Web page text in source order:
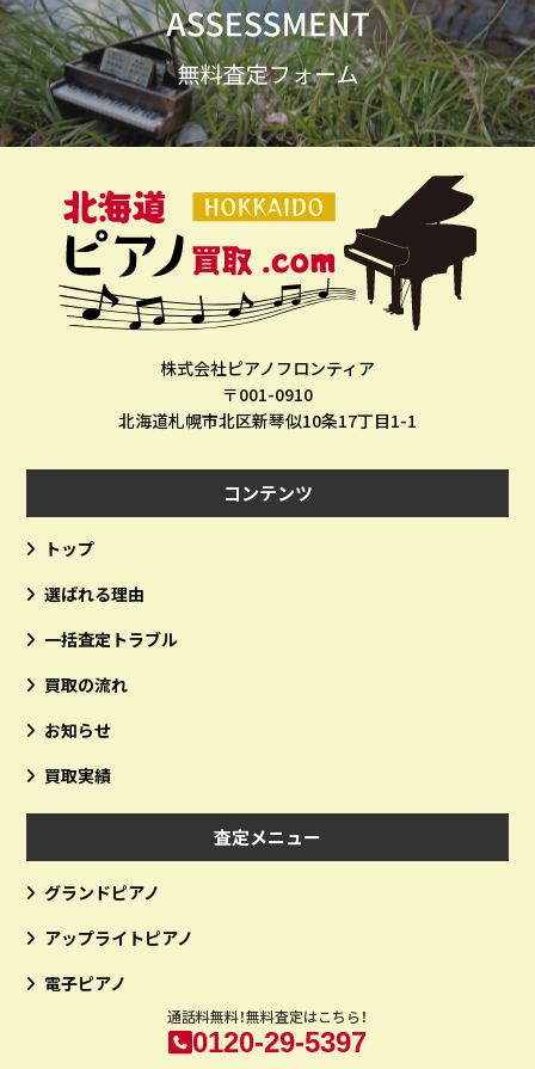
株式会社ピアノフロンティア
〒001-0910
北海道札幌市北区新琴似10条17丁目1-1
コンテンツ
トップ
選ばれる理由
一括査定トラブル
買取の流れ
お知らせ
買取実績
査定メニュー
グランドピアノ
アップライトピアノ
電子ピアノ
通話料無料！無料査定はこちら！
0120-29-5397